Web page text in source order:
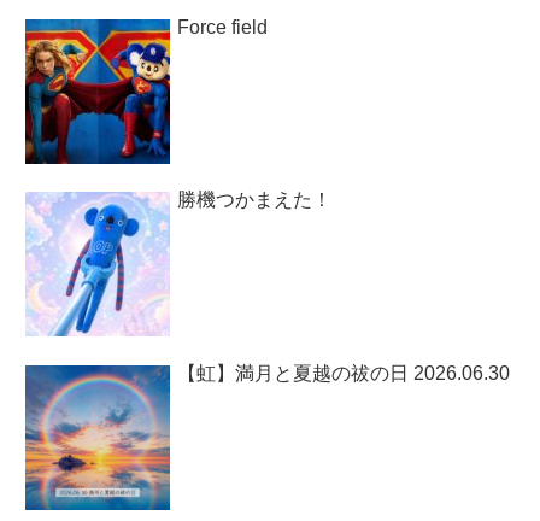
Force field
勝機つかまえた！
【虹】満月と夏越の祓の日 2026.06.30